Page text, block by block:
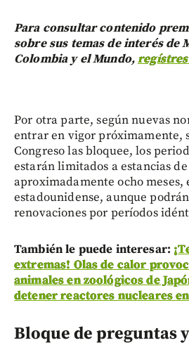
Para consultar contenido
sobre sus temas de interés de
Colombia y el Mundo,
Por otra parte, según nuevas
entrar en vigor próximamente,
Congreso las bloquee, los
estarán limitados a estancias
aproximadamente ocho
estadounidense, aunque
renovaciones por períodos
También le puede interesar:
extremas! Olas de calor
animales en zoológicos de
detener reactores nucleares
Bloque de preguntas